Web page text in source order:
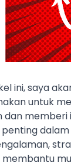
ini, saya
untuk
dan
membantu